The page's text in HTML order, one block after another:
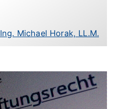
Michael Horak, LL.M.